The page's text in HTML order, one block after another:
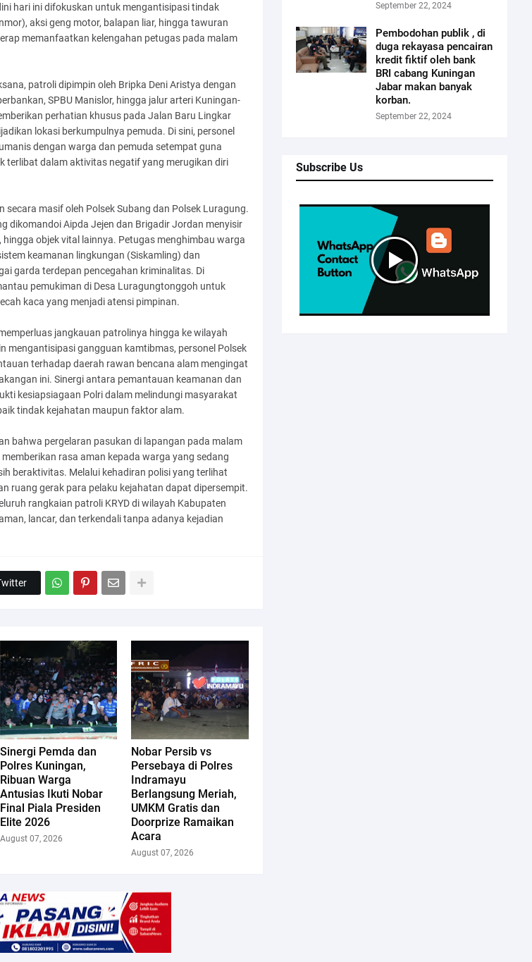
hari ini difokuskan untuk mengantisipasi tindak
aksi geng motor, balapan liar, hingga tawuran
memanfaatkan kelengahan petugas pada malam
patroli dipimpin oleh Bripka Deni Aristya dengan
SPBU Manislor, hingga jalur arteri Kuningan-
perhatian khusus pada Jalan Baru Lingkar
lokasi berkumpulnya pemuda. Di sini, personel
dengan warga dan pemuda setempat guna
terlibat dalam aktivitas negatif yang merugikan diri
secara masif oleh Polsek Subang dan Polsek Luragung.
dikomandoi Aipda Jejen dan Brigadir Jordan menyisir
objek vital lainnya. Petugas menghimbau warga
keamanan lingkungan (Siskamling) dan
garda terdepan pencegahan kriminalitas. Di
pemukiman di Desa Luragungtonggoh untuk
kaca yang menjadi atensi pimpinan.
jangkauan patrolinya hingga ke wilayah
mengantisipasi gangguan kamtibmas, personel Polsek
terhadap daerah rawan bencana alam mengingat
ini. Sinergi antara pemantauan keamanan dan
kesiapsiagaan Polri dalam melindungi masyarakat
tindak kejahatan maupun faktor alam.
bahwa pergelaran pasukan di lapangan pada malam
rasa aman kepada warga yang sedang
beraktivitas. Melalui kehadiran polisi yang terlihat
ruang gerak para pelaku kejahatan dapat dipersempit.
rangkaian patroli KRYD di wilayah Kabupaten
lancar, dan terkendali tanpa adanya kejadian
Sinergi Pemda dan
Polres Kuningan,
Ribuan Warga
Antusias Ikuti Nobar
Final Piala Presiden
Elite 2026
August 07, 2026
Nobar Persib vs
Persebaya di Polres
Indramayu
Berlangsung Meriah,
UMKM Gratis dan
Doorprize Ramaikan
Acara
August 07, 2026
September 22, 2024
Pembodohan publik , di
duga rekayasa pencairan
kredit fiktif oleh bank
BRI cabang Kuningan
Jabar makan banyak
korban.
September 22, 2024
Subscribe Us